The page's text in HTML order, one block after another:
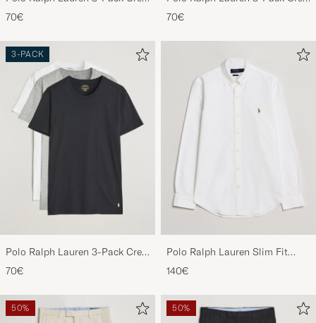
Neck T-Shirt Black
70€
Neck T-Shirt Navy/Light
Navy/Elite Blue
70€
3-PACK
Polo Ralph Lauren 3-Pack Crew
Neck T-Shirt
White/Black/Andover Heather
70€
Polo Ralph Lauren Slim Fit
Shirt Oxford White
140€
50% 50%